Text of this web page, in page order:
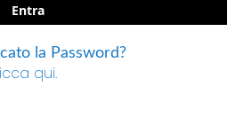
Entra
la Password?
qui.